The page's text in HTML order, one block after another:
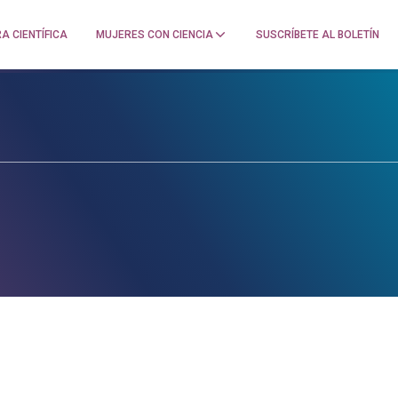
CIENTÍFICA MUJERES CON CIENCIA SUSCRÍBETE AL BOLETÍN